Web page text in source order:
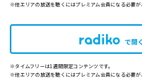
※他エリアの放送を聴くにはプレミアム会員になる必要が
で開く
※タイムフリーは1週間限定コンテンツです。
※他エリアの放送を聴くにはプレミアム会員になる必要が